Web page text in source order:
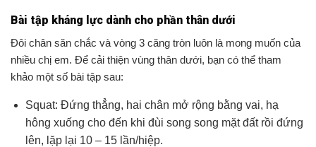
Bài tập kháng lực dành cho phần thân dưới
Đôi chân săn chắc và vòng 3 căng tròn luôn là mong muốn của
nhiều chị em. Để cải thiện vùng thân dưới, bạn có thể tham
khảo một số bài tập sau:
Squat: Đứng thẳng, hai chân mở rộng bằng vai, hạ
hông xuống cho đến khi đùi song song mặt đất rồi đứng
lên, lặp lại 10 – 15 lần/hiệp.